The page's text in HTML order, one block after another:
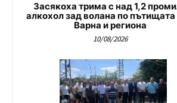
Засякоха трима с над 1,2
алкохол зад волана по
Варна и региона
10/08/2026